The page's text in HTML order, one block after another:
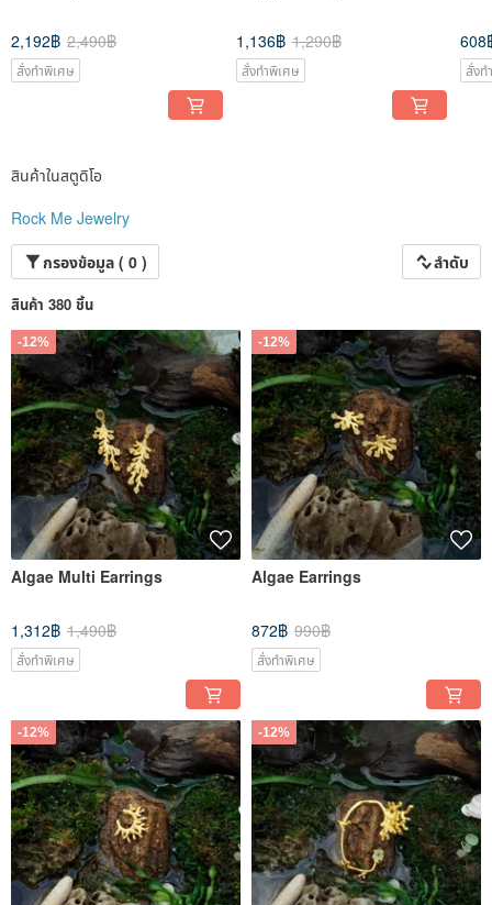
2,192฿ 2,490฿
สั่งทำพิเศษ
1,136฿ 1,290฿
สั่งทำพิเศษ
608
สั่งท
สินค้าในสตูดิโอ
Rock Me Jewelry
กรองข้อมูล ( 0 )
ลำดับ
สินค้า 380 ชิ้น
-12%
Algae Multi Earrings
1,312฿ 1,490฿
สั่งทำพิเศษ
-12%
Algae Earrings
872฿ 990฿
สั่งทำพิเศษ
-12% -12%